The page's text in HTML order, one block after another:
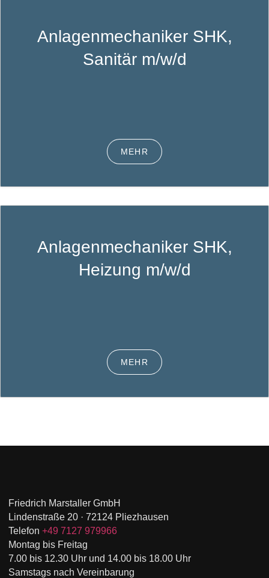
Anlagenmechaniker SHK,
Sanitär m/w/d
MEHR
Anlagenmechaniker SHK,
Heizung m/w/d
MEHR
Friedrich Marstaller GmbH
Lindenstraße 20 · 72124 Pliezhausen
Telefon +49 7127 979966
Montag bis Freitag
7.00 bis 12.30 Uhr und 14.00 bis 18.00 Uhr
Samstags nach Vereinbarung